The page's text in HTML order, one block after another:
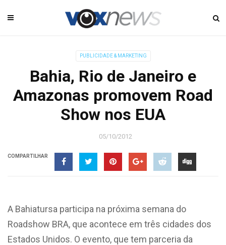
PUBLICIDADE & MARKETING
Bahia, Rio de Janeiro e
Amazonas promovem Road
Show nos EUA
05/10/2012
COMPARTILHAR
A Bahiatursa participa na próxima semana do
Roadshow BRA, que acontece em três cidades dos
Estados Unidos. O evento, que tem parceria da